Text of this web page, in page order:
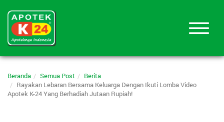
Beranda Semua Post
Berita
Rayakan Lebaran Bersama Keluarga Dengan Ikuti Lomba Video
Apotek K-24 Yang Berhadiah Jutaan Rupiah!